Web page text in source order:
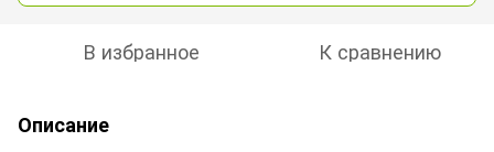
В избранное К сравнению
Описание